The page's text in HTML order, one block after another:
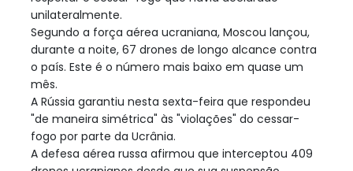
unilateralmente.
Segundo a força aérea ucraniana, Moscou lançou,
durante a noite, 67 drones de longo alcance contra
o país. Este é o número mais baixo em quase um
mês.
A Rússia garantiu nesta sexta-feira que respondeu
"de maneira simétrica" às "violações" do cessar-
fogo por parte da Ucrânia.
A defesa aérea russa afirmou que interceptou 409